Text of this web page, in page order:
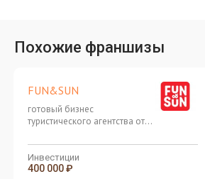
Похожие франшизы
FUN&SUN
готовый бизнес
туристического агентства от
туроператоров в России
Инвестиции
400 000 ₽